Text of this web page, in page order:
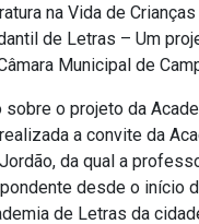
na Vida de
de Letras – Um
Municipal de
sobre o projeto da
a convite da
da qual a
desde o início
de Letras da